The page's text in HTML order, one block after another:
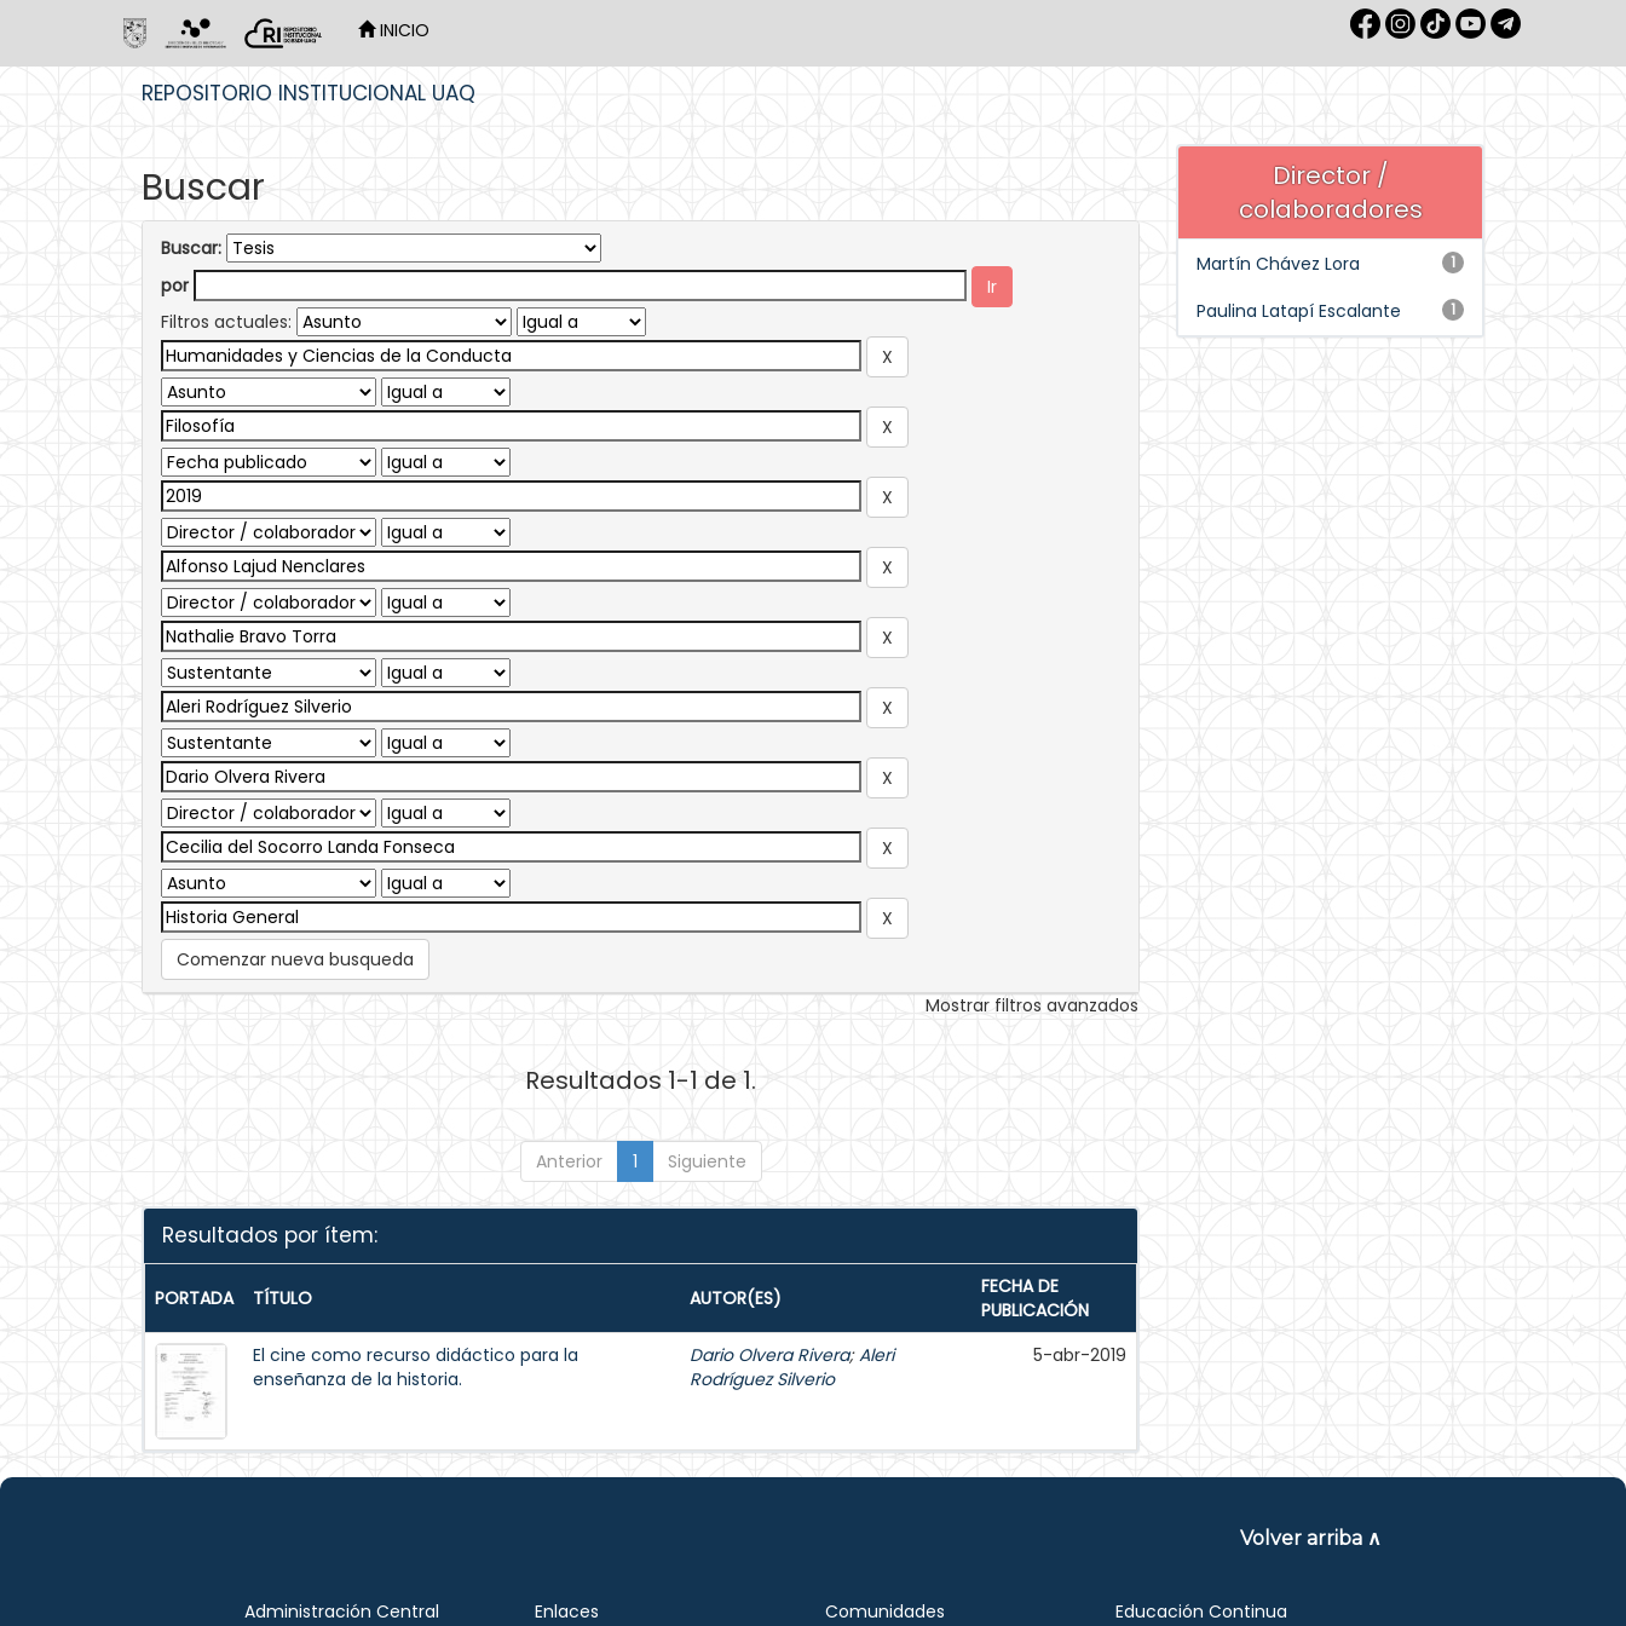
INICIO
REPOSITORIO INSTITUCIONAL UAQ
Buscar
Buscar:
por
Filtros actuales:
Comenzar nueva busqueda
Mostrar filtros avanzados
Resultados 1-1 de 1.
Anterior 1 Siguiente
Resultados por ítem:
PORTADA TÍTULO AUTOR(ES)
FECHA DE
PUBLICACIÓN
El cine como recurso didáctico para la
enseñanza de la historia.
Dario Olvera Rivera;Aleri
Rodríguez Silverio
5-abr-2019
Director /
colaboradores
1
Martín Chávez Lora
1
Paulina Latapí Escalante
Volver arriba ∧
Administración Central Enlaces Comunidades Educación Continua